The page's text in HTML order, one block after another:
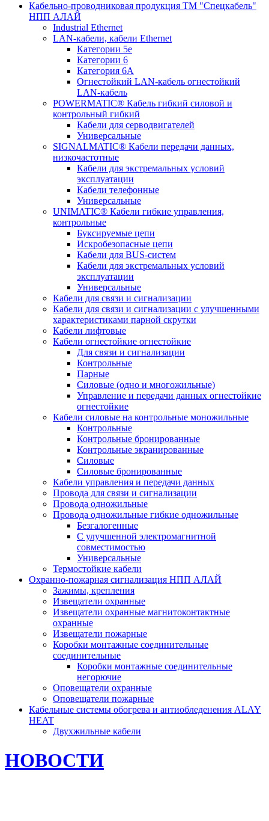
Кабельно-проводниковая продукция ТМ "Спецкабель"
НПП АЛАЙ
Industrial Ethernet
LAN-кабели, кабели Ethernet
Категории 5е
Категории 6
Категория 6А
Огнестойкий LAN-кабель огнестойкий
LAN-кабель
POWERMATIC® Кабель гибкий силовой и
контрольный гибкий
Кабели для серводвигателей
Универсальные
SIGNALMATIC® Кабели передачи данных,
низкочастотные
Кабели для экстремальных условий
эксплуатации
Кабели телефонные
Универсальные
UNIMATIC® Кабели гибкие управления,
контрольные
Буксируемые цепи
Искробезопасные цепи
Кабели для BUS-систем
Кабели для экстремальных условий
эксплуатации
Универсальные
Кабели для связи и сигнализации
Кабели для связи и сигнализации с улучшенными
характеристиками парной скрутки
Кабели лифтовые
Кабели огнестойкие огнестойкие
Для связи и сигнализации
Контрольные
Парные
Силовые (одно и многожильные)
Управление и передачи данных огнестойкие
огнестойкие
Кабели силовые на контрольные моножильные
Контрольные
Контрольные бронированные
Контрольные экранированные
Силовые
Силовые бронированные
Кабели управления и передачи данных
Провода для связи и сигнализации
Провода одножильные
Провода одножильные гибкие одножильные
Безгалогенные
С улучшенной электромагнитной
совместимостью
Универсальные
Термостойкие кабели
Охранно-пожарная сигнализация НПП АЛАЙ
Зажимы, крепления
Извещатели охранные
Извещатели охранные магнитоконтактные
охранные
Извещатели пожарные
Коробки монтажные соединительные
соединительные
Коробки монтажные соединительные
негорючие
Оповещатели охранные
Оповещатели пожарные
Кабельные системы обогрева и антиобледенения ALAY
HEAT
Двухжильные кабели
НОВОСТИ